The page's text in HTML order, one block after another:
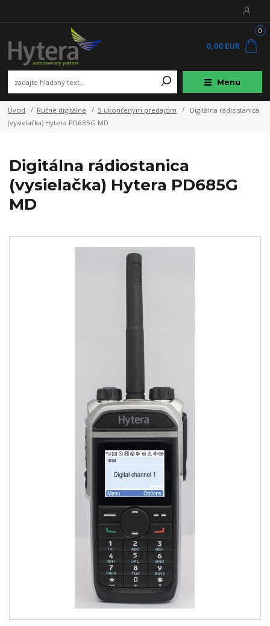
Menu
0
0,00 EUR
Úvod Ručné digitálne S ukončeným predajom
Digitálna rádiostanica
(vysielačka) Hytera PD685G MD
Digitálna rádiostanica
(vysielačka) Hytera PD685G
MD